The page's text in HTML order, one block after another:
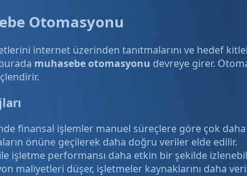
Otomasyonu
internet üzerinden tanıtmalarını ve hedef
muhasebe otomasyonu devreye girer.
finansal işlemler manuel süreçlere göre çok daha
önüne geçilerek daha doğru veriler elde edilir.
işletme performansı daha etkin bir şekilde
maliyetleri düşer, işletmeler kaynaklarını daha